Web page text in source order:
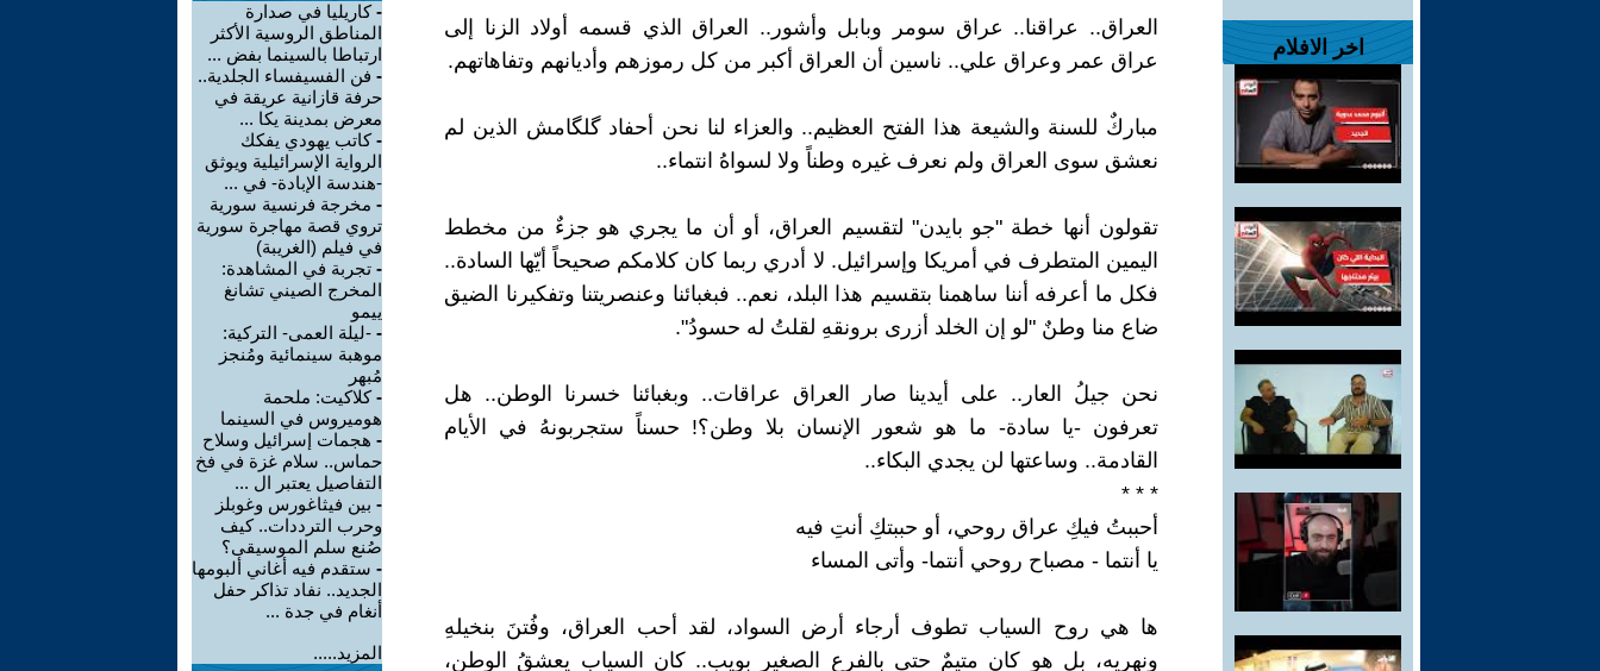
اخر الافلام
العراق.. عراقنا.. عراق سومر وبابل وأشور.. العراق الذي قسمه أولاد الزنا إلى
عراق عمر وعراق علي.. ناسين أن العراق أكبر من كل رموزهم وأديانهم وتفاهاتهم.
مباركٌ للسنة والشيعة هذا الفتح العظيم.. والعزاء لنا نحن أحفاد گلگامش الذين لم
نعشق سوى العراق ولم نعرف غيره وطناً ولا لسواهُ انتماء..
تقولون أنها خطة "جو بايدن" لتقسيم العراق، أو أن ما يجري هو جزءٌ من مخطط
اليمين المتطرف في أمريكا وإسرائيل. لا أدري ربما كان كلامكم صحيحاً أيّها السادة..
فكل ما أعرفه أننا ساهمنا بتقسيم هذا البلد، نعم.. فبغبائنا وعنصريتنا وتفكيرنا الضيق
ضاع منا وطنٌ "لو إن الخلد أزرى برونقهِ لقلتُ له حسودُ".
نحن جيلُ العار.. على أيدينا صار العراق عراقات.. وبغبائنا خسرنا الوطن.. هل
تعرفون -يا سادة- ما هو شعور الإنسان بلا وطن؟! حسناً ستجربونهُ في الأيام
القادمة.. وساعتها لن يجدي البكاء..
* * *
أحببتُ فيكِ عراق روحي، أو حببتكِ أنتِ فيه
يا أنتما - مصباح روحي أنتما- وأتى المساء
ها هي روح السياب تطوف أرجاء أرض السواد، لقد أحب العراق، وفُتنَ بنخيلهِ
ونهريه، بل هو كان متيمٌ حتى بالفرع الصغير بويب.. كان السياب يعشقُ الوطن،
-كاريليا في صدارة
المناطق الروسية الأكثر
ارتباطا بالسينما بفض ...
- فن الفسيفساء الجلدية..
حرفة قازانية عريقة في
معرض بمدينة يكا ...
-كاتب يهودي يفكك
الرواية الإسرائيلية ويوثق
-هندسة الإبادة- في ...
- مخرجة فرنسية سورية
تروي قصة مهاجرة سورية
في فيلم (الغريبة)
- تجربة في المشاهدة:
المخرج الصيني تشانغ
ييمو
- -ليلة العمى- التركية:
موهبة سينمائية ومُنجز
مُبهر
-كلاكيت: ملحمة
هوميروس في السينما
- هجمات إسرائيل وسلاح
حماس.. سلام غزة في فخ
التفاصيل يعتبر ال ...
- بين فيثاغورس وغوبلز
وحرب الترددات.. كيف
صُنع سلم الموسيقى؟
- ستقدم فيه أغاني ألبومها
الجديد.. نفاد تذاكر حفل
أنغام في جدة ...
المزيد.....